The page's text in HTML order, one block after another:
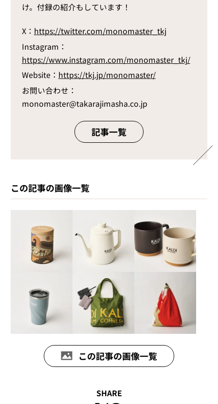
け。付録の紹介もしています！
X： https://twitter.com/monomaster_tkj
Instagram：
https://www.instagram.com/monomaster_tkj/
Website： https://tkj.jp/monomaster/
お問い合わせ：
monomaster@takarajimasha.co.jp
記事一覧
この記事の画像一覧
この記事の画像一覧
SHARE